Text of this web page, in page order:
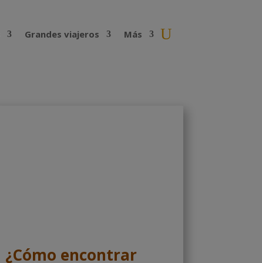
Grandes viajeros Más
¿Cómo encontrar